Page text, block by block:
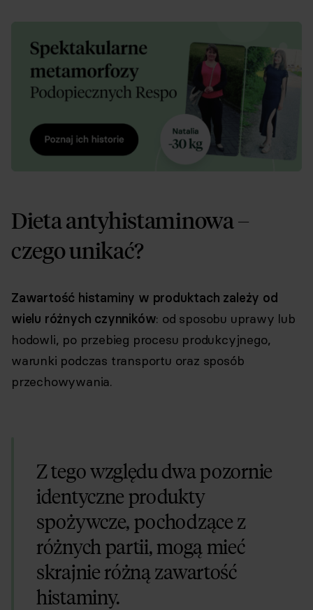
Dieta antyhistaminowa –
czego unikać?
Zawartość histaminy w produktach zależy od
wielu różnych czynników: od sposobu uprawy lub
hodowli, po przebieg procesu produkcyjnego,
warunki podczas transportu oraz sposób
przechowywania.
Z tego względu dwa pozornie
identyczne produkty
spożywcze, pochodzące z
różnych partii, mogą mieć
skrajnie różną zawartość
histaminy.